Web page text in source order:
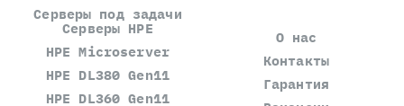
Серверы под задачи
Серверы HPE
HPE Microserver
HPE DL380 Gen11
HPE DL360 Gen11
О нас
Контакты
Гарантия